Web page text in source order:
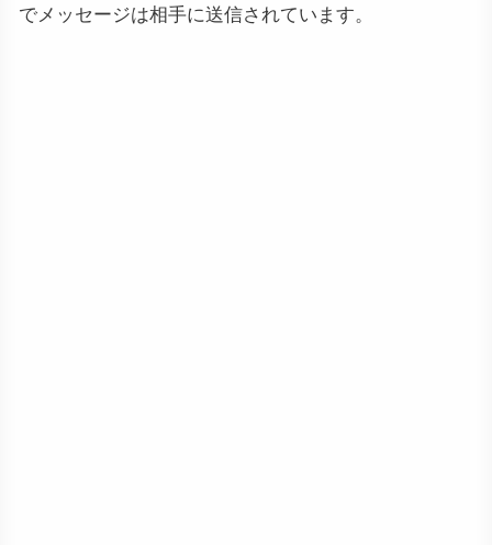
でメッセージは相手に送信されています。